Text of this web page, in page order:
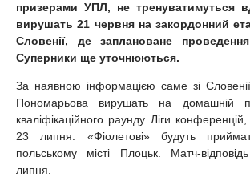
призерами УПЛ, не тренуватимуться
вирушать 21 червня на закордонний
Словенії, де заплановане
Суперники ще уточнюються.
За наявною інформацією саме зі Словенії
Пономарьова вирушать на домашній
кваліфікаційного раунду Ліги
23 липня. «Фіолетові» будуть
польському місті Плоцьк. Матч-
липня.